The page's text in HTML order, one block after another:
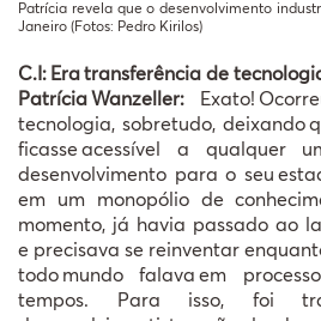
Patrícia revela que o desenvolvimento
Janeiro (Fotos: Pedro Kirilos)
C.I:Eratransferência de
PatríciaWanzeller: Exato!
tecnologia, sobretudo, deixando
ficasseacessível a qualquer
desenvolvimento para o seu
em um monopólio de
momento, já havia passado ao
e precisava se reinventar
todomundo falava em
tempos. Para isso, foi